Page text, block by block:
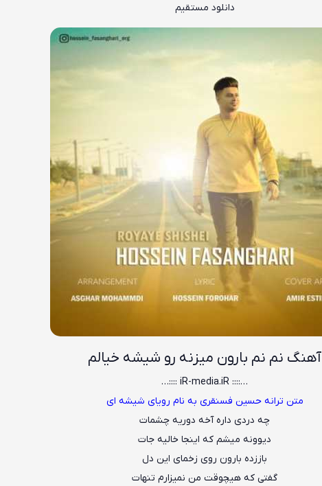
دانلود مستقیم
آهنگ نم نم بارون میزنه رو شیشه خیالم
…:::: iR-media.iR ::::…
متن ترانه حسین فسنقری به نام رویای شیشه ای
چه دردی داره آخه دوریه چشمات
دیوونه میشم که اینجا خالیه جات
باززده بارون روی زخمای این دل
گفتی که هیچوقت من نمیزارم تنهات